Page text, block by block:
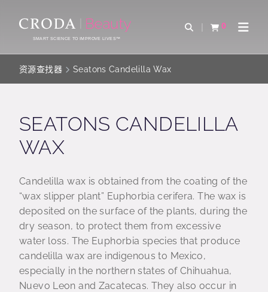
CONTENTSMART SCIENCE TO IMPROVE LIVES™
Open Search
0
查看购物车Open
资源查找器 Seatons Candelilla Wax
SEATONS CANDELILLA
WAX
Candelilla wax is obtained from the coating of the
“wax slipper plant” Euphorbia cerifera. The wax is
deposited on the surface of the plants, during the
dry season, to protect them from excessive
water loss. The Euphorbia species that produce
candelilla wax are indigenous to Mexico,
especially in the northern states of Chihuahua,
Nuevo Leon and Zacatecas. They also occur in